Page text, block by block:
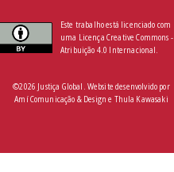
Este trabalho está licenciado com
uma Licença Creative Commons -
Atribuição 4.0 Internacional.
©2026 Justiça Global. Website desenvolvido por
Amí Comunicação & Design e Thula Kawasaki